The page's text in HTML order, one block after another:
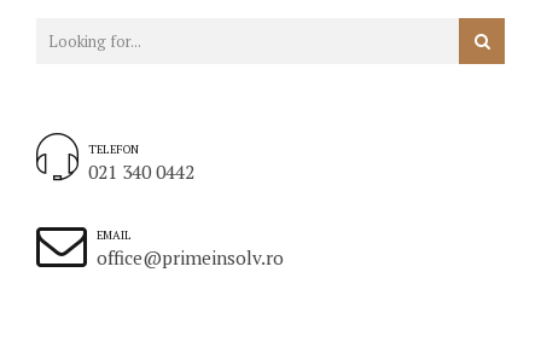
TELEFON
021 340 0442
EMAIL
office@primeinsolv.ro